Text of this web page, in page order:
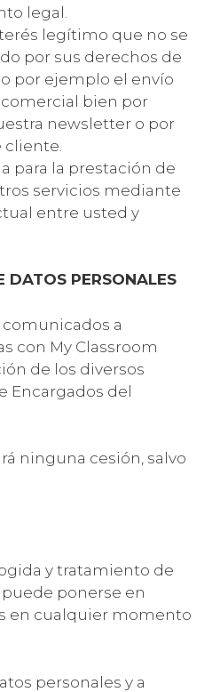
legal.
legítimo que no se
por sus derechos de
por ejemplo el envío
bien por
newsletter o por
para la prestación de
servicios mediante
entre usted y
DATOS PERSONALES
a
con My Classroom
de los diversos
Encargados del
ninguna cesión, salvo
y tratamiento de
ponerse en
en cualquier momento
personales y a